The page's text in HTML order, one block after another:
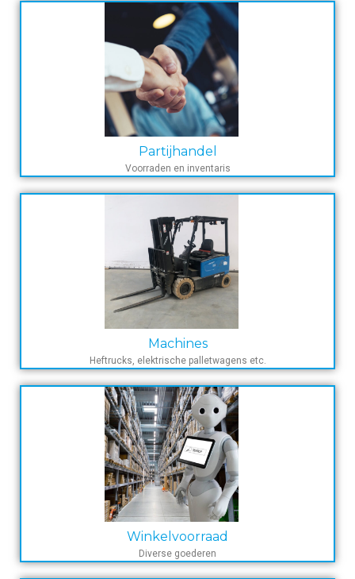
Partijhandel
Voorraden en inventaris
Machines
Heftrucks, elektrische palletwagens etc.
Winkelvoorraad
Diverse goederen